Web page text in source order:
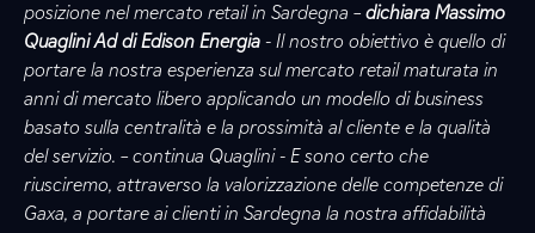
posizione nel mercato retail in Sardegna – dichiara Massimo
Quaglini Ad di Edison Energia - Il nostro obiettivo è quello di
portare la nostra esperienza sul mercato retail maturata in
anni di mercato libero applicando un modello di business
basato sulla centralità e la prossimità al cliente e la qualità
del servizio. – continua Quaglini - E sono certo che
riusciremo, attraverso la valorizzazione delle competenze di
Gaxa, a portare ai clienti in Sardegna la nostra affidabilità